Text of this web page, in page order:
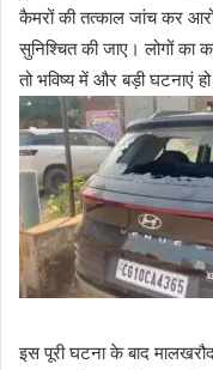
कैमरों की तत्काल जांच कर
सुनिश्चित की जाए। लोगों का
तो भविष्य में और बड़ी घटनाएं
इस पूरी घटना के बाद